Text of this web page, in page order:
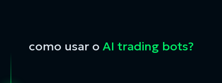
como usar o AI trading bots?